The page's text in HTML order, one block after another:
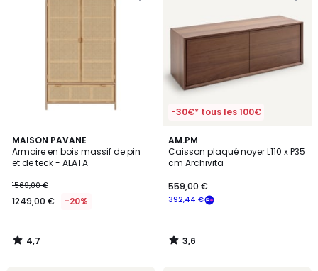
MAISON PAVANE
Armoire en bois massif de pin
et de teck - ALATA
1569,00 €
1249,00 € -20%
4,7
/ 5
4,7
/
-30€* tous les 100€
AM.PM
Caisson plaqué noyer L110 x P35
cm Archivita
392,44 €
559,00 €
3,6
/ 5
3,6
/